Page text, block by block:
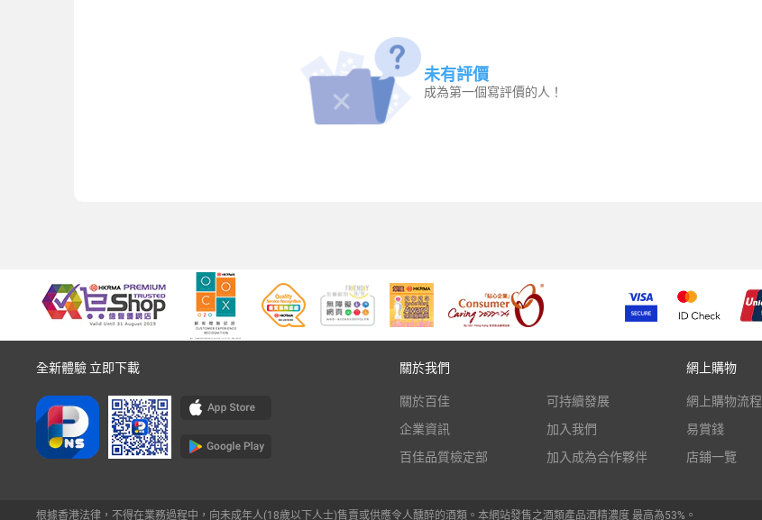
未有評價
成為第一個寫評價的人！
全新體驗 立即下載 關於我們
關於百佳
企業資訊
百佳品質檢定部
可持續發展
加入我們
加入成為合作夥伴
網上購物
網上購物流程
易賞錢
店鋪一覽
根據香港法律，不得在業務過程中，向未成年人(18歲以下人士)售賣或供應令人醺醉的酒類。本網站發售之酒類產品酒精濃度 最高為53%。